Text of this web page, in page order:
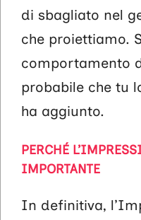
di sbagliato nel
che proiettiamo.
comportamento
probabile che tu
ha aggiunto.
PERCHÉ
IMPORTANTE
In definitiva,